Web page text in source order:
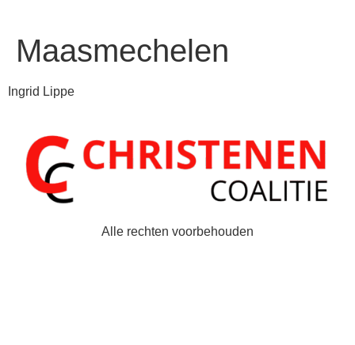
Maasmechelen
Ingrid Lippe
Alle rechten voorbehouden